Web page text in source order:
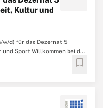
Kultur und
w/d) für das Dezernat 5
und Sport Willkommen bei der
Themenfeldern.
bookmark